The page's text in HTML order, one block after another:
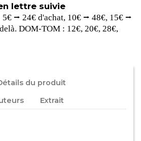
lettre suivie
5€ ⭢ 24€ d'achat, 10€ ⭢ 48€, 15€ ⭢
DOM-TOM : 12€, 20€, 28€,
du produit
Extrait